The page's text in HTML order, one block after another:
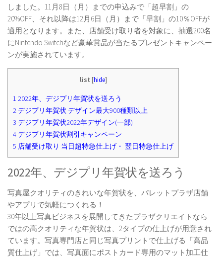
しました。11月8日（月）までの申込みで「超早割」の
20%OFF、それ以降は12月6日（月）まで「早割」の10％OFFが
適用となります。また、店舗受け取り者を対象に、抽選200名
にNintendo Switchなど豪華賞品が当たるプレゼントキャンペー
ンが実施されています。
list [hide]
1 2022年、デジプリ年賀状を送ろう
2デジプリ年賀状 デザイン最大900種類以上
3 デジプリ年賀状2022年デザイン(一部)
4デジプリ年賀状割引キャンペーン
5 店舗受け取り 当日超特急仕上げ・ 翌日特急仕上げ
2022年、デジプリ年賀状を送ろう
写真屋クオリティのきれいな年賀状を、パレットプラザ店舗
やアプリで気軽につくれる！
30年以上写真ビジネスを展開してきたプラザクリエイトなら
ではの高クオリティな年賀状は、2タイプの仕上げが用意され
ています。写真専門店と同じ写真プリントで仕上げる「高品
質仕上げ」では、写真面にポストカード専用のマット加工仕